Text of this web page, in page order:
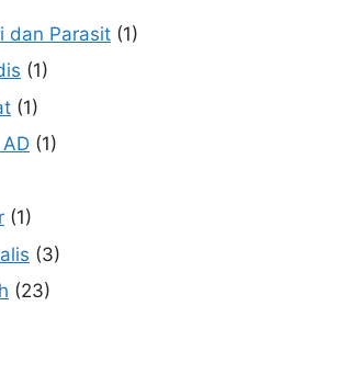
dan Parasit (1)
(1)
(1)
(1)
(1)
(3)
(23)